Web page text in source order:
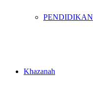
PENDIDIKAN
Khazanah